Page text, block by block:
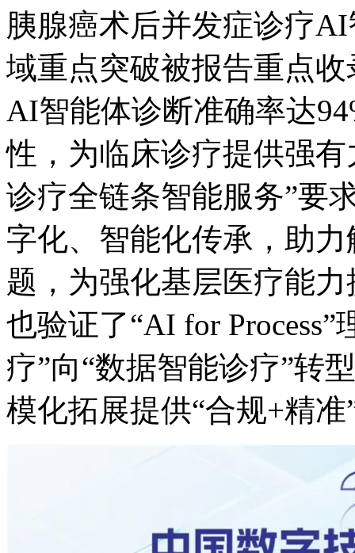
胰腺癌术后并发症诊疗AI
域重点突破被报告重点收
AI智能体诊断准确率达
性，为临床诊疗提供强有
诊疗全链条智能服务”要
字化、智能化传承
题，为强化基层医疗能
也验证了“AI for Process”
疗”向“数据智能诊疗”转型
模化拓展提供“合规+精